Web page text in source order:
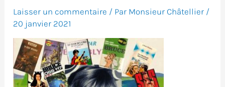
Laisser un commentaire / Par Monsieur Châtellier /
20 janvier 2021